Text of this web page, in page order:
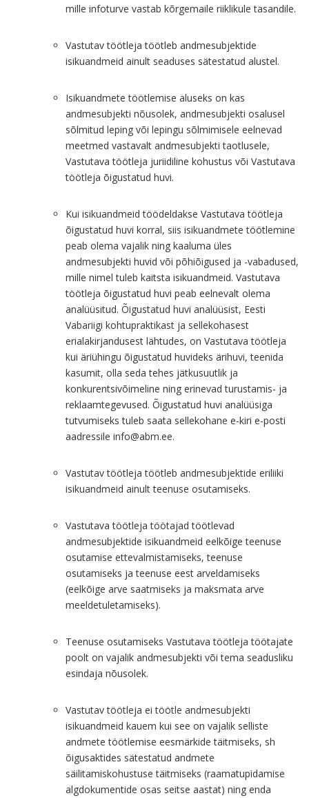
mille infoturve vastab kõrgemaile riiklikule tasandile.
Vastutav töötleja töötleb andmesubjektide
isikuandmeid ainult seaduses sätestatud alustel.
Isikuandmete töötlemise aluseks on kas
andmesubjekti nõusolek, andmesubjekti osalusel
sõlmitud leping või lepingu sõlmimisele eelnevad
meetmed vastavalt andmesubjekti taotlusele,
Vastutava töötleja juriidiline kohustus või Vastutava
töötleja õigustatud huvi.
Kui isikuandmeid töödeldakse Vastutava töötleja
õigustatud huvi korral, siis isikuandmete töötlemine
peab olema vajalik ning kaaluma üles
andmesubjekti huvid või põhiõigused ja -vabadused,
mille nimel tuleb kaitsta isikuandmeid. Vastutava
töötleja õigustatud huvi peab eelnevalt olema
analüüsitud. Õigustatud huvi analüüsist, Eesti
Vabariigi kohtupraktikast ja sellekohasest
erialakirjandusest lähtudes, on Vastutava töötleja
kui äriühingu õigustatud huvideks ärihuvi, teenida
kasumit, olla seda tehes jätkusuutlik ja
konkurentsivõimeline ning erinevad turustamis- ja
reklaamtegevused. Õigustatud huvi analüüsiga
tutvumiseks tuleb saata sellekohane e-kiri e-posti
aadressile info@abm.ee.
Vastutav töötleja töötleb andmesubjektide eriliiki
isikuandmeid ainult teenuse osutamiseks.
Vastutava töötleja töötajad töötlevad
andmesubjektide isikuandmeid eelkõige teenuse
osutamise ettevalmistamiseks, teenuse
osutamiseks ja teenuse eest arveldamiseks
(eelkõige arve saatmiseks ja maksmata arve
meeldetuletamiseks).
Teenuse osutamiseks Vastutava töötleja töötajate
poolt on vajalik andmesubjekti või tema seadusliku
esindaja nõusolek.
Vastutav töötleja ei töötle andmesubjekti
isikuandmeid kauem kui see on vajalik selliste
andmete töötlemise eesmärkide täitmiseks, sh
õigusaktides sätestatud andmete
säilitamiskohustuse täitmiseks (raamatupidamise
algdokumentide osas seitse aastat) ning enda